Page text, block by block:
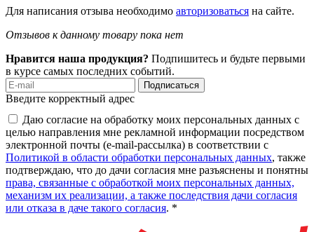
Для написания отзыва необходимо авторизоваться на сайте.
Отзывов к данному товару пока нет
Нравится наша продукция? Подпишитесь и будьте первыми
в курсе самых последних событий.
Подписаться
Введите корректный адрес
Даю согласие на обработку моих персональных данных с
целью направления мне рекламной информации посредством
электронной почты (e-mail-рассылка) в соответствии с
Политикой в области обработки персональных данных, также
подтверждаю, что до дачи согласия мне разъяснены и понятны
права, связанные с обработкой моих персональных данных,
механизм их реализации, а также последствия дачи согласия
или отказа в даче такого согласия. *